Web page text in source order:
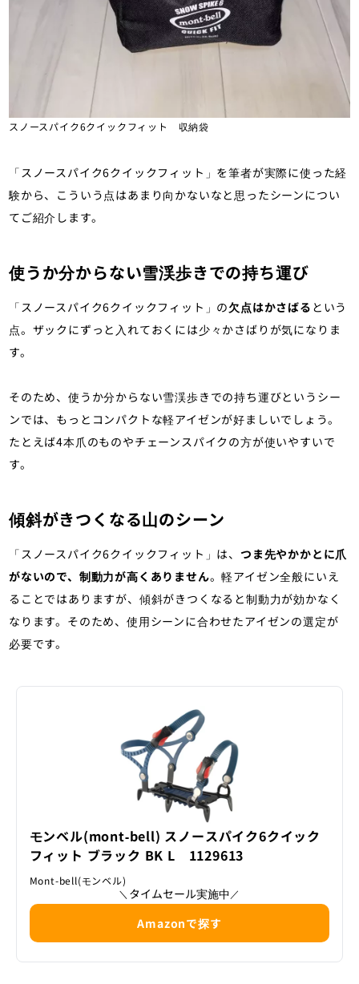
スノースパイク6クイックフィット 収納袋
「スノースパイク6クイックフィット」を筆者が実際に使った経
験から、こういう点はあまり向かないなと思ったシーンについ
てご紹介します。
使うか分からない雪渓歩きでの持ち運び
「スノースパイク6クイックフィット」の欠点はかさばる という
点。ザックにずっと入れておくには少々かさばりが気になりま
す。
そのため、使うか分からない雪渓歩きでの持ち運びというシー
ンでは、もっとコンパクトな軽アイゼンが好ましいでしょう。
たとえば4本爪のものやチェーンスパイクの方が使いやすいで
す。
傾斜がきつくなる山のシーン
「スノースパイク6クイックフィット」は、 つま先やかかとに爪
がないので、制動力が高くありません。軽アイゼン全般にいえ
ることではありますが、傾斜がきつくなると制動力が効かなく
なります。そのため、使用シーンに合わせたアイゼンの選定が
必要です。
モンベル(mont‐bell) スノースパイク6クイック
フィット ブラック BK L 1129613
Mont-bell(モンベル)
＼ タイムセール実施中 ／
Amazonで探す